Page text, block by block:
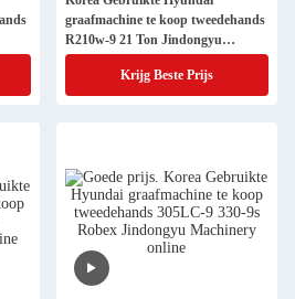
graafmachine te koop tweedehands
R210w-9 21 Ton Jindongyu
Machinery
Krijg Beste Prijs